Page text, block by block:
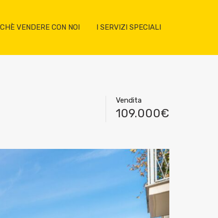
VENDERE CON NOI I SERVIZI SPECIALI
Vendita
109.000€